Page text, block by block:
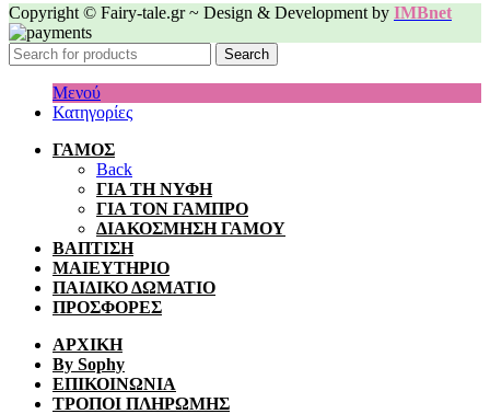
Copyright © Fairy-tale.gr ~ Design & Development by IMBnet
Search
Μενού
Κατηγορίες
ΓΑΜΟΣ
Back
ΓΙΑ ΤΗ ΝΥΦΗ
ΓΙΑ ΤΟΝ ΓΑΜΠΡΟ
ΔΙΑΚΟΣΜΗΣΗ ΓΑΜΟΥ
ΒΑΠΤΙΣΗ
ΜΑΙΕΥΤΗΡΙΟ
ΠΑΙΔΙΚΟ ΔΩΜΑΤΙΟ
ΠΡΟΣΦΟΡΕΣ
ΑΡΧΙΚΗ
By Sophy
ΕΠΙΚΟΙΝΩΝΙΑ
ΤΡΟΠΟΙ ΠΛΗΡΩΜΗΣ